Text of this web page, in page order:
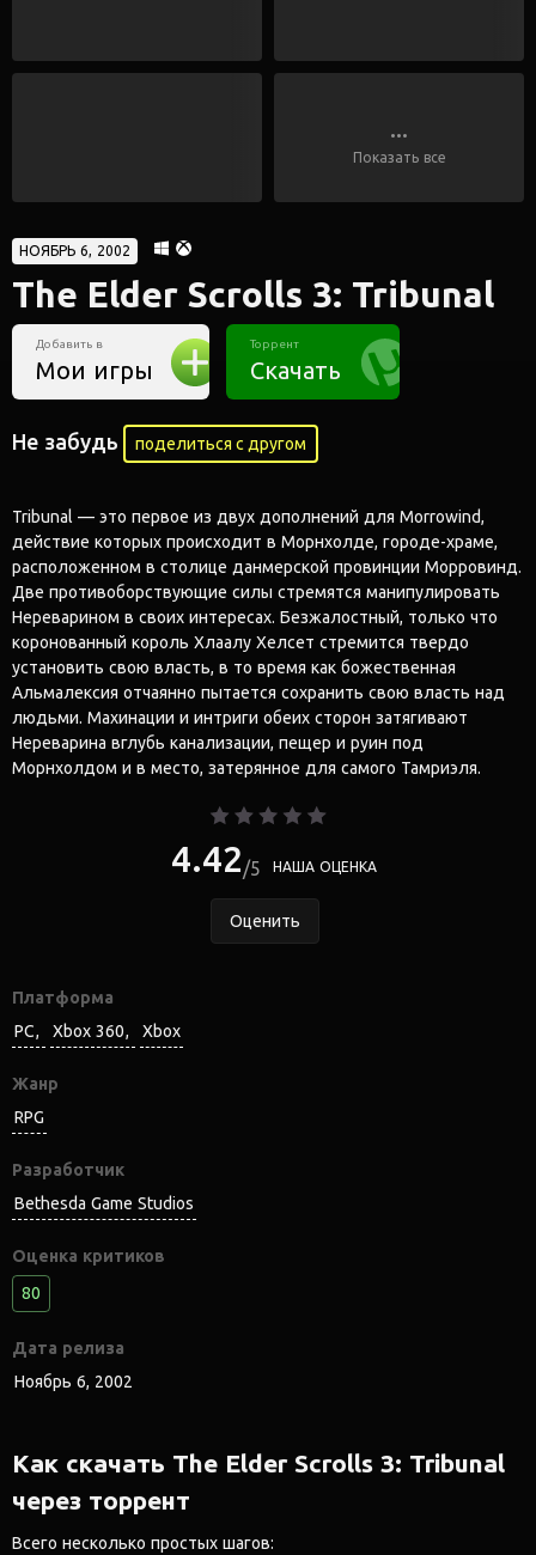
...
Показать все
НОЯБРЬ 6, 2002
The Elder Scrolls 3: Tribunal
Добавить в
Мои игры
Торрент
Скачать
Не забудь поделиться с другом
Tribunal — это первое из двух дополнений для Morrowind,
действие которых происходит в Морнхолде, городе-храме,
расположенном в столице данмерской провинции Морровинд.
Две противоборствующие силы стремятся манипулировать
Нереварином в своих интересах. Безжалостный, только что
коронованный король Хлаалу Хелсет стремится твердо
установить свою власть, в то время как божественная
Альмалексия отчаянно пытается сохранить свою власть над
людьми. Махинации и интриги обеих сторон затягивают
Нереварина вглубь канализации, пещер и руин под
Морнхолдом и в место, затерянное для самого Тамриэля.
4.42 5 НАША ОЦЕНКА
Оценить
Платформа
PC
Xbox 360 Xbox
Жанр
RPG
Разработчик
Bethesda Game Studios
Оценка критиков
80
Дата релиза
Ноябрь 6, 2002
Как скачать The Elder Scrolls 3: Tribunal
через торрент
Всего несколько простых шагов: